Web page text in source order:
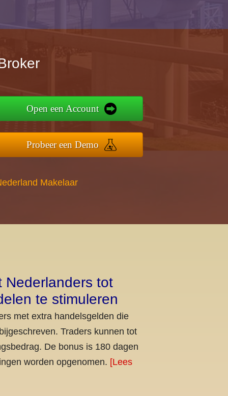
Open een Account
Probeer een Demo
Makelaar
Nederlanders tot
te stimuleren
met extra handelsgelden die
Traders kunnen tot
De bonus is 180 dagen
worden opgenomen. [Lees